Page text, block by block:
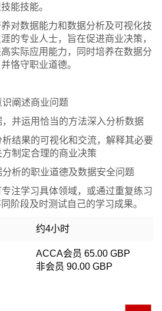
能技能。
对数据能力和数据分析及可视化技
的专业人士，旨在促进商业决策，
实际应用能力，同时培养在数据分
恪守职业道德。
阐述商业问题
并运用恰当的方法深入分析数据
结果的可视化和交流，解释其必要
制定合理的商业决策
析的职业道德及数据安全问题
注学习具体领域，或通过重复练习
阶段及时测试自己的学习成果。
约4小时
ACCA会员 65.00 GBP
非会员 90.00 GBP